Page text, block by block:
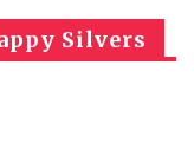
Silvers